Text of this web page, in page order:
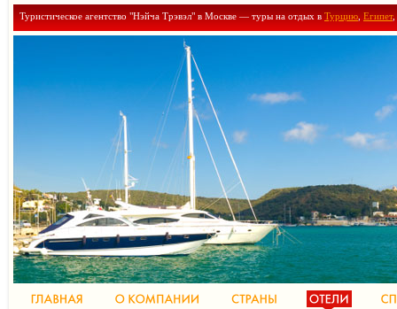
Туристическое агентство "Нэйча Трэвэл" в Москве — туры на отдых в Турцию Египет,